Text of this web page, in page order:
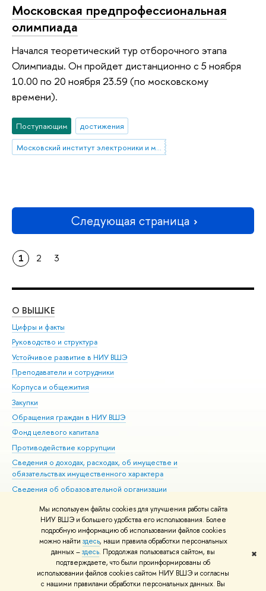
Мы используем файлы cookies для улучшения работы сайта
НИУ ВШЭ и большего удобства его использования. Более
подробную информацию об использовании файлов cookies
можно найти здесь, наши правила обработки персональных
данных –здесь. Продолжая пользоваться сайтом, вы
подтверждаете, что были проинформированы об
использовании файлов cookies сайтом НИУ ВШЭ и согласны
с нашими правилами обработки персональных данных. Вы
✖
Московская предпрофессиональная
олимпиада
Начался теоретический тур отборочного этапа
Олимпиады. Он пройдет дистанционно с 5 ноября
10.00 по 20 ноября 23.59 (по московскому
времени).
Поступающим
достижения
Следующая страница
1 2 3
О ВЫШКЕ
Цифры и факты
Руководство и структура
Устойчивое развитие в НИУ ВШЭ
Преподаватели и сотрудники
Корпуса и общежития
Закупки
Обращения граждан в НИУ ВШЭ
Фонд целевого капитала
Противодействие коррупции
Сведения о доходах, расходах, об имуществе и
обязательствах имущественного характера
Сведения об образовательной организации
Людям с ограниченными возможностями здоровья
Единая платежная страница
Работа в Вышке
© НИУ ВШЭ 1993–2026 Адреса и контакты Условия использования
материалов Политика конфиденциальности Карта сайта